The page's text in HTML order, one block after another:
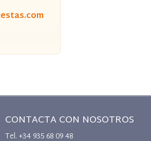
CONTACTA CON NOSOTROS
Tel. +34 935 68 09 48